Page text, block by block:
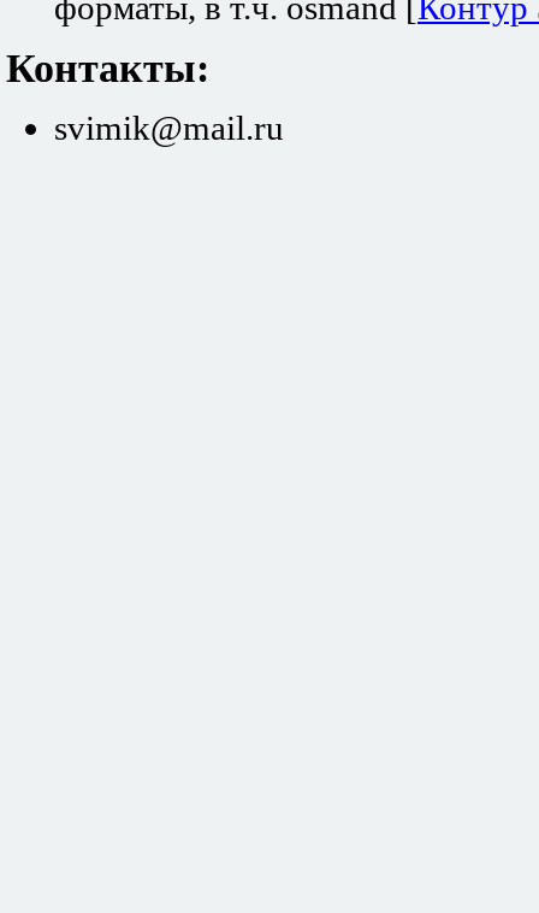
форматы, в т.ч. osmand [ Контур
Контакты:
svimik@mail.ru